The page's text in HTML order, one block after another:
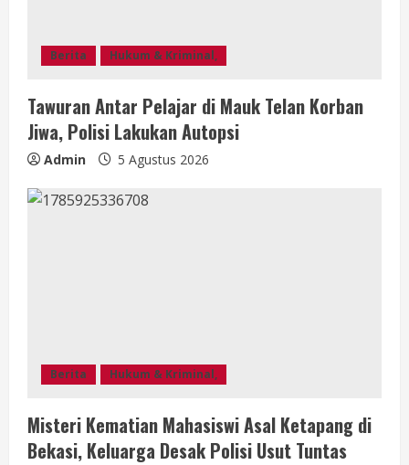
Berita Hukum & Kriminal,
Tawuran Antar Pelajar di Mauk Telan Korban
Jiwa, Polisi Lakukan Autopsi
Admin 5 Agustus 2026
Berita Hukum & Kriminal,
Misteri Kematian Mahasiswi Asal Ketapang di
Bekasi, Keluarga Desak Polisi Usut Tuntas